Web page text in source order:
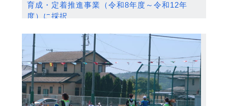
育成・定着推進事業（令和8年度～令和12年
度）に採択